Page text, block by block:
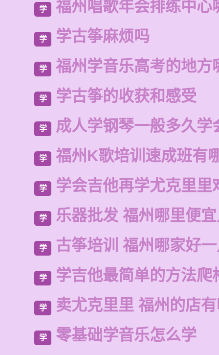
学 福州唱歌年会排练中心
学 学古筝麻烦吗
学 福州学音乐高考的地方
学 学古筝的收获和感受
学 成人学钢琴一般多久学
学 福州K歌培训速成班有
学 学会吉他再学尤克里里
学 乐器批发 福州哪里便
学 古筝培训 福州哪家好
学 学吉他最简单的方法爬
学 卖尤克里里 福州的店
学 零基础学音乐怎么学